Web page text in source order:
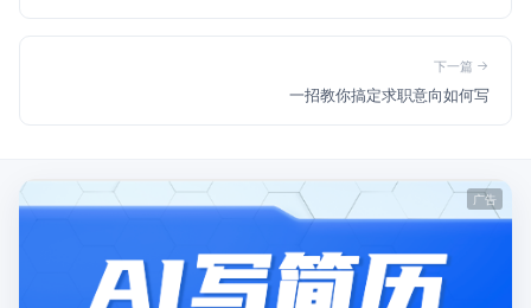
下一篇
一招教你搞定求职意向如何写